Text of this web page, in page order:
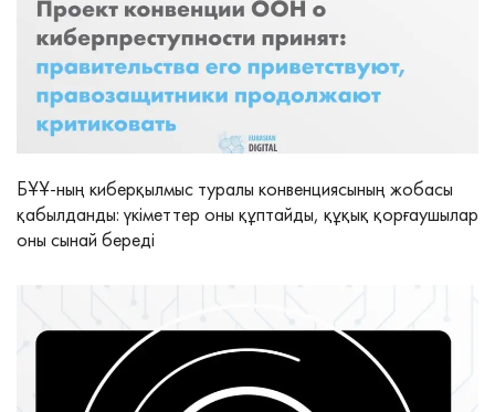
БҰҰ-ның киберқылмыс туралы конвенциясының жобасы
қабылданды: үкіметтер оны құптайды, құқық қорғаушылар
оны сынай береді